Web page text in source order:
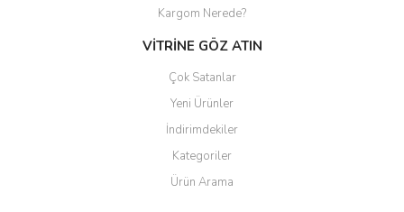
Kargom Nerede?
VİTRİNE GÖZ ATIN
Çok Satanlar
Yeni Ürünler
İndirimdekiler
Kategoriler
Ürün Arama